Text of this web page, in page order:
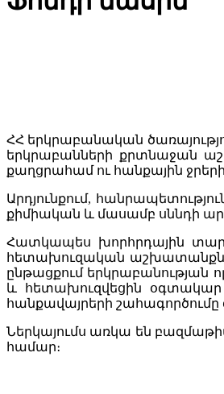
ՀՀ երկրաբանական
երկրաբանների քրտնաջան
քաղցրահամ ու հանքային
Արդյունքում,
քիմիական և մասամբ սննդի
Հատկապես խորհրդային
հետախուզական
ընթացքում երկրաբանության
և հետախուզվեցին օգտակար
հանքավայրերի
Ներկայումս առկա են
համար։